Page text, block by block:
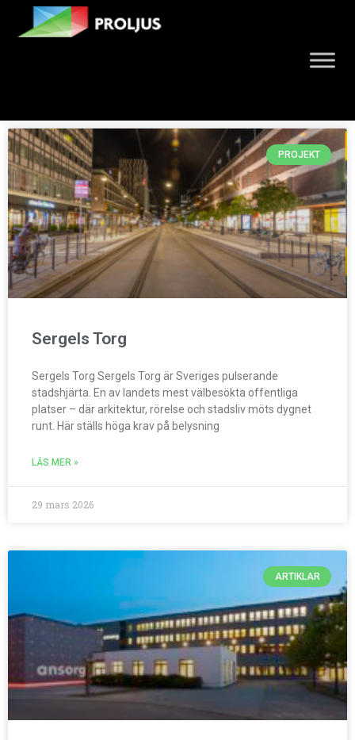
PROJEKT
Sergels Torg
Sergels Torg Sergels Torg är Sveriges pulserande
stadshjärta. En av landets mest välbesökta offentliga
platser – där arkitektur, rörelse och stadsliv möts dygnet
runt. Här ställs höga krav på belysning
LÄS MER »
29 mars 2026
ARTIKLAR